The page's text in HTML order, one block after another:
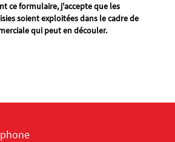
ce formulaire, j'accepte que les
soient exploitées dans le cadre de
qui peut en découler.